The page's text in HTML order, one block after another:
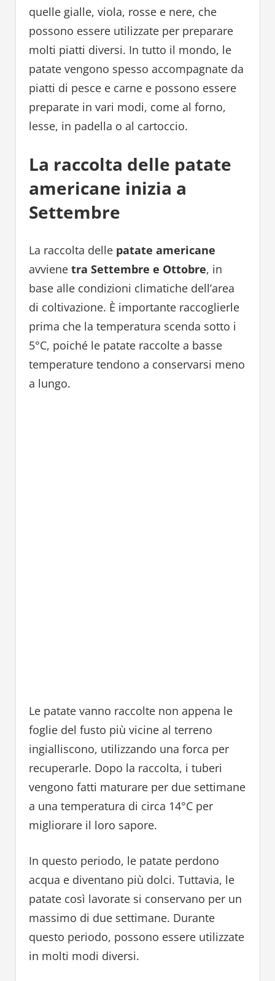
quelle gialle, viola, rosse e nere, che
possono essere utilizzate per preparare
molti piatti diversi. In tutto il mondo, le
patate vengono spesso accompagnate da
piatti di pesce e carne e possono essere
preparate in vari modi, come al forno,
lesse, in padella o al cartoccio.
La raccolta delle patate
americane inizia a
Settembre
La raccolta dellepatate americane
avviene tra Settembre e Ottobre, in
base alle condizioni climatiche dell’area
di coltivazione. È importante raccoglierle
prima che la temperatura scenda sotto i
5°C, poiché le patate raccolte a basse
temperature tendono a conservarsi meno
a lungo.
Le patate vanno raccolte non appena le
foglie del fusto più vicine al terreno
ingialliscono, utilizzando una forca per
recuperarle. Dopo la raccolta, i tuberi
vengono fatti maturare per due settimane
a una temperatura di circa 14°C per
migliorare il loro sapore.
In questo periodo, le patate perdono
acqua e diventano più dolci. Tuttavia, le
patate così lavorate si conservano per un
massimo di due settimane. Durante
questo periodo, possono essere utilizzate
in molti modi diversi.